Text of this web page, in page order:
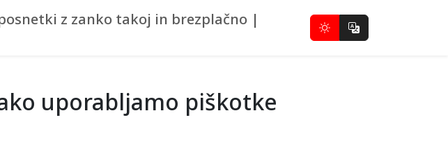
z zanko takoj in brezplačno |
uporabljamo piškotke